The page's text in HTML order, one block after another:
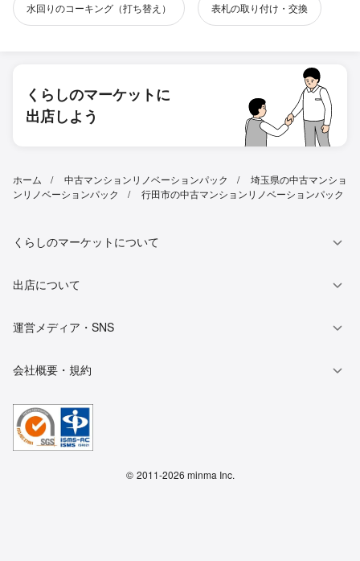
水回りのコーキング（打ち替え） 表札の取り付け・交換
くらしのマーケットに
出店しよう
ホーム 中古マンションリノベーションパック
埼玉県の中古マンショ
ンリノベーションパック
行田市の中古マンションリノベーションパック
くらしのマーケットについて
出店について
運営メディア・SNS
会社概要・規約
© 2011-2026 minma Inc.